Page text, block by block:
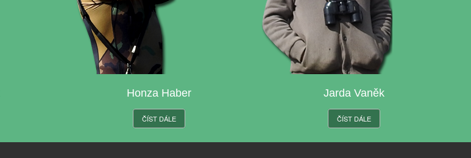
Honza Haber
ČÍST DÁLE
Jarda Vaněk
ČÍST DÁLE